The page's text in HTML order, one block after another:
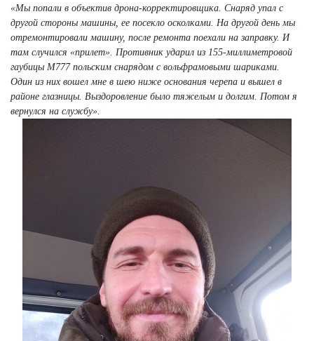
«Мы попали в объектив дрона-корректировщика. Снаряд упал с
другой стороны машины, ее посекло осколками. На другой день мы
отремонтировали машину, после ремонта поехали на заправку. И
там случился «прилет». Противник ударил из 155-миллиметровой
гаубицы М777 польским снарядом с вольфрамовыми шариками.
Один из них вошел мне в шею ниже основания черепа и вышел в
районе глазницы. Выздоровление было тяжелым и долгим. Потом я
вернулся на службу».